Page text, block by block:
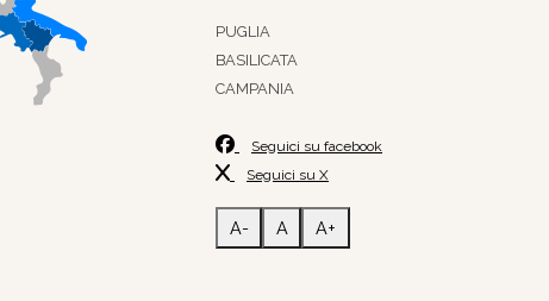
PUGLIA
BASILICATA
CAMPANIA
Seguici su facebook
Seguici su X
A- A A+